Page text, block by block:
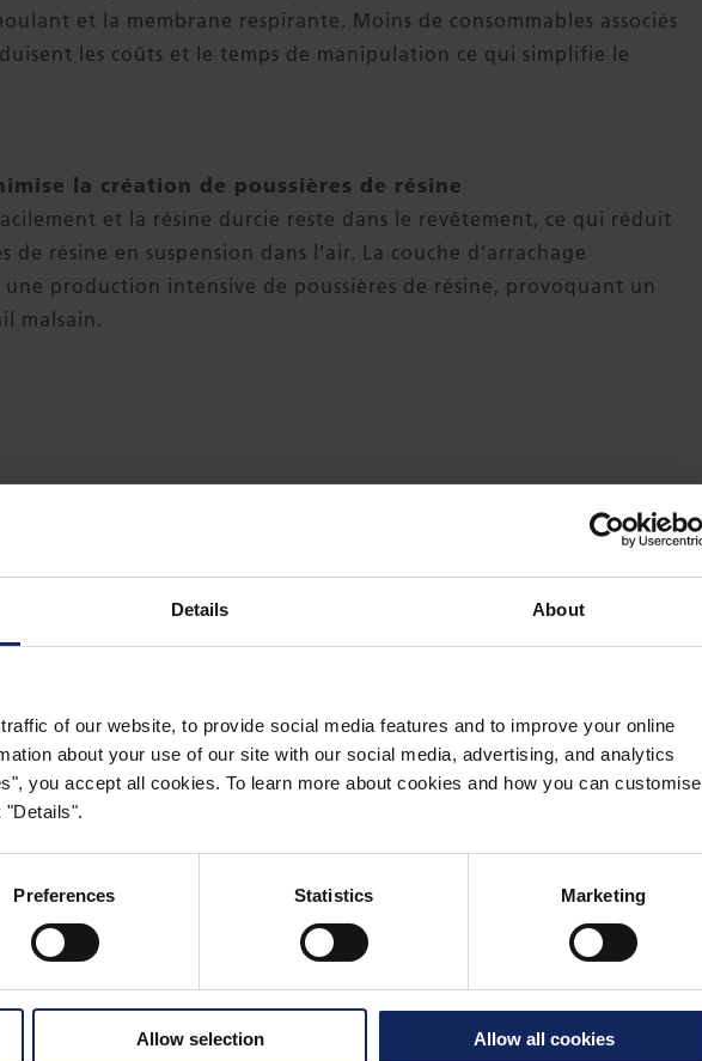
Details About
of our website, to provide social media features and to improve your online
about your use of our site with our social media, advertising, and analytics
you accept all cookies. To learn more about cookies and how you can customise
Preferences Statistics Marketing
Allow selection Allow all cookies
et la membrane respirante. Moins de consommables associés
les coûts et le temps de manipulation ce qui simplifie le
la création de poussières de résine
et la résine durcie reste dans le revêtement, ce qui réduit
de résine en suspension dans l’air. La couche d’arrachage
production intensive de poussières de résine, provoquant un
malsain.